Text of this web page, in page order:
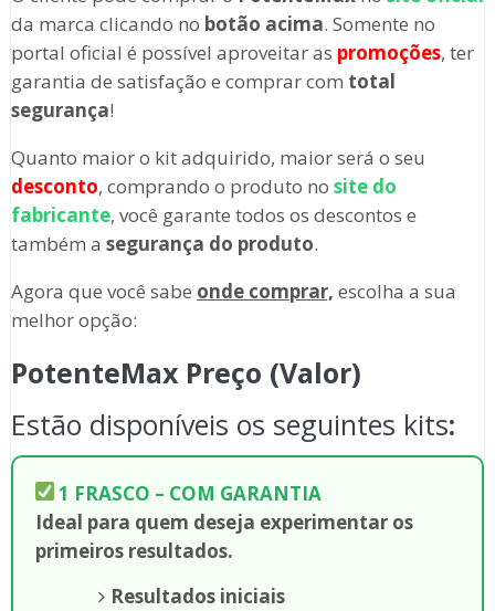
da marca clicando no botão acima. Somente no
portal oficial é possível aproveitar as promoções, ter
garantia de satisfação e comprar com total
segurança!
Quanto maior o kit adquirido, maior será o seu
desconto, comprando o produto no site do
fabricante, você garante todos os descontos e
também a segurança do produto.
Agora que você sabe onde comprar, escolha a sua
melhor opção:
PotenteMax Preço (Valor)
Estão disponíveis os seguintes kits:
1 FRASCO – COM GARANTIA
Ideal para quem deseja experimentar os
primeiros resultados.
Resultados iniciais